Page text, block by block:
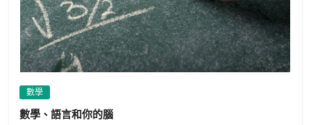
數學
數學、語言和你的腦